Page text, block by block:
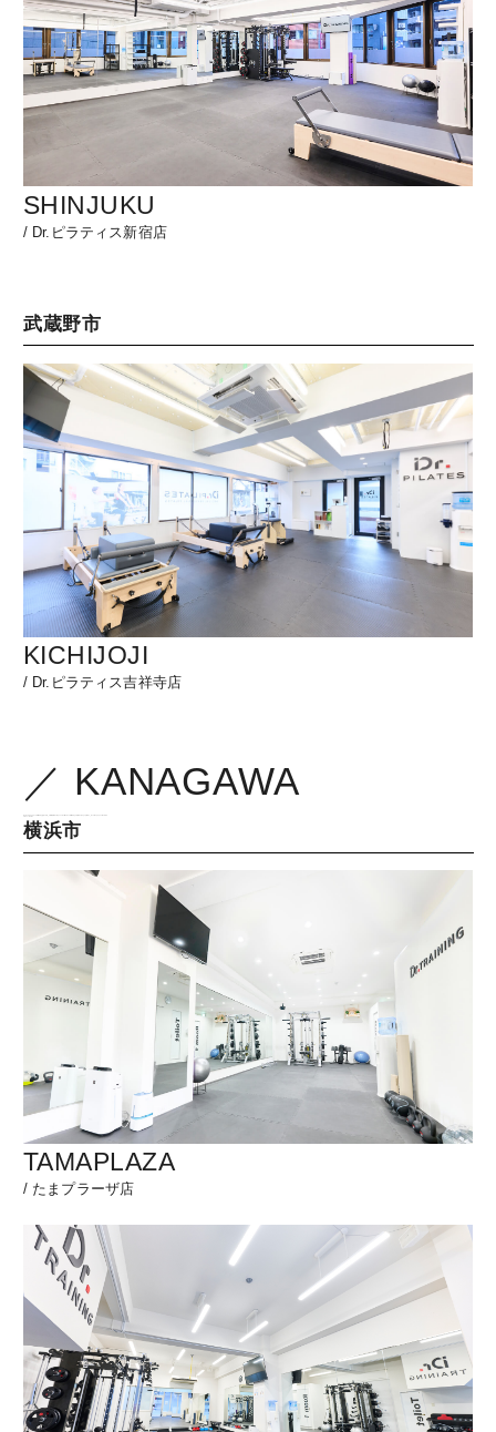
SHINJUKU
/ Dr.ピラティス新宿店
武蔵野市
KICHIJOJI
/ Dr.ピラティス吉祥寺店
／ KANAGAWA
横浜市
TAMAPLAZA
/ たまプラーザ店